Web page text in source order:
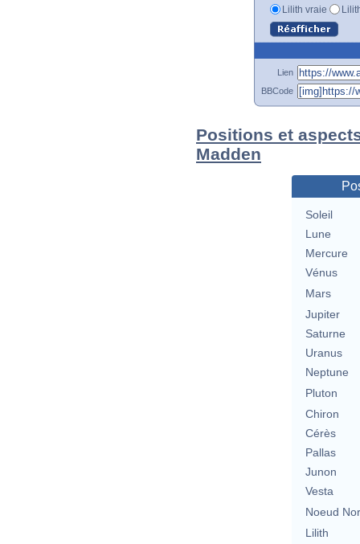
Lilith vraie
Lien
BBCode
Positions et
Madden
Soleil
Lune
Mercure
Vénus
Mars
Jupiter
Saturne
Uranus
Neptune
Pluton
Chiron
Cérès
Pallas
Junon
Vesta
Noeud
Lilith